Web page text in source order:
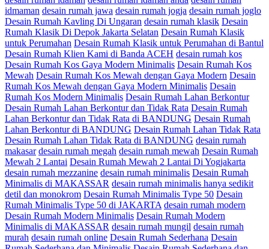
idmaman desain rumah jawa desain rumah jogja desain rumah joglo
Desain Rumah Kavling Di Ungaran desain rumah klasik Desain
Rumah Klasik Di Depok Jakarta Selatan Desain Rumah Klasik
untuk Perumahan Desain Rumah Klasik untuk Perumahan di Bantul
Desain Rumah Klien Kami di Banda ACEH desain rumah kos
Desain Rumah Kos Gaya Modern Minimalis Desain Rumah Kos
Mewah Desain Rumah Kos Mewah dengan Gaya Modern Desain
Rumah Kos Mewah dengan Gaya Modern Minimalis Desain
Rumah Kos Modern Minimalis Desain Rumah Lahan Berkontur
Desain Rumah Lahan Berkontur dan Tidak Rata Desain Rumah
Lahan Berkontur dan Tidak Rata di BANDUNG Desain Rumah
Lahan Berkontur di BANDUNG Desain Rumah Lahan Tidak Rata
Desain Rumah Lahan Tidak Rata di BANDUNG desain rumah
makasar desain rumah megah desain rumah mewah Desain Rumah
Mewah 2 Lantai Desain Rumah Mewah 2 Lantai Di Yogjakarta
desain rumah mezzanine desain rumah minimalis Desain Rumah
Minimalis di MAKASSAR desain rumah minimalis hanya sedikit
detil dan monokrom Desain Rumah Minimalis Type 50 Desain
Rumah Minimalis Type 50 di JAKARTA desain rumah modern
Desain Rumah Modern Minimalis Desain Rumah Modern
Minimalis di MAKASSAR desain rumah mungil desain rumah
murah desain rumah online Desain Rumah Sederhana Desain